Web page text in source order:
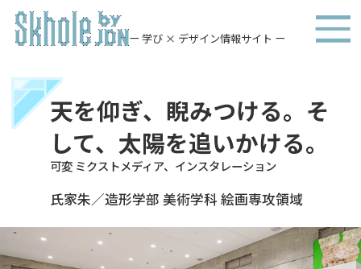
ー 学び × デザイン情報サイト ー
天を仰ぎ、睨みつける。そ
して、太陽を追いかける。
可変 ミクストメディア、インスタレーション
氏家朱／造形学部 美術学科 絵画専攻領域